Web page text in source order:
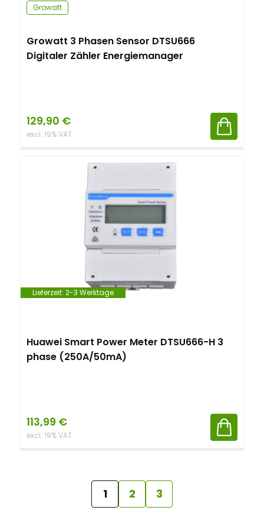
Growatt
Growatt 3 Phasen Sensor DTSU666
Digitaler Zähler Energiemanager
129,90 €
excl. 19% VAT
Lieferzeit: 2-3 Werktage
Huawei Smart Power Meter DTSU666-H 3
phase (250A/50mA)
113,99 €
excl. 19% VAT
1 2 3